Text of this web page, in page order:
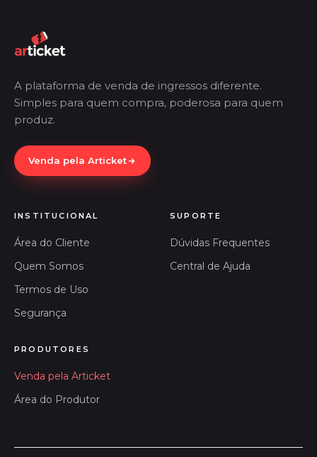
A plataforma de venda de ingressos diferente.
Simples para quem compra, poderosa para quem
produz.
Venda pela Articket
INSTITUCIONAL
Área do Cliente
Quem Somos
Termos de Uso
Segurança
SUPORTE
Dúvidas Frequentes
Central de Ajuda
PRODUTORES
Venda pela Articket
Área do Produtor